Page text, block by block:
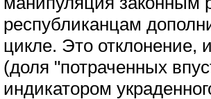
республиканцам
цикле. Это отклонение,
(доля "потраченных
индикатором